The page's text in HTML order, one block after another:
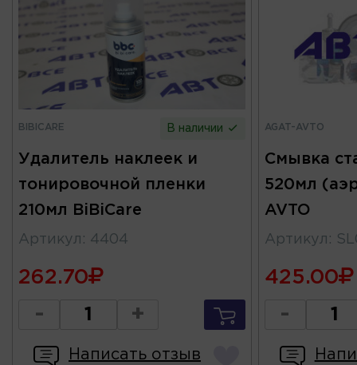
BIBICARE В наличии
Удалитель наклеек и
тонировочной пленки
210мл BiBiCare
Артикул : 4404
262.70
- +
Написать отзыв
AGAT-AVTO
Смывка
520мл
AVTO
Артикул :
425.00
-